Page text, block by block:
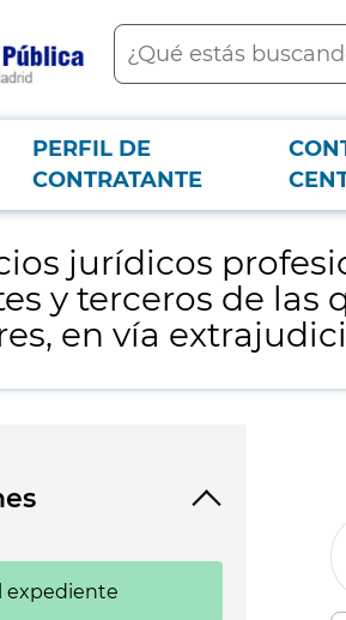
Buscar
PERFIL DE
CONTRATANTE
jurídicos profesionales de reclamación de las
jurídicos
y terceros de las
en vía
expediente